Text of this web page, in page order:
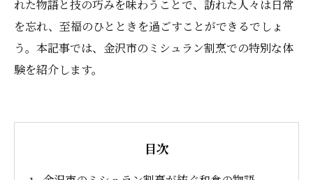
れた物語と技の巧みを味わうことで、訪れた人々は日常
を忘れ、至福のひとときを過ごすことができるでしょ
う。本記事では、金沢市のミシュラン割烹での特別な体
験を紹介します。
目次